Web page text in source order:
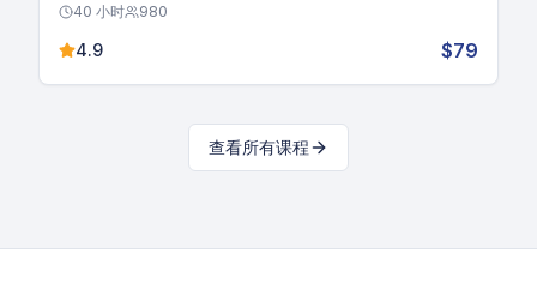
40 小时 980
4.9 $79
查看所有课程